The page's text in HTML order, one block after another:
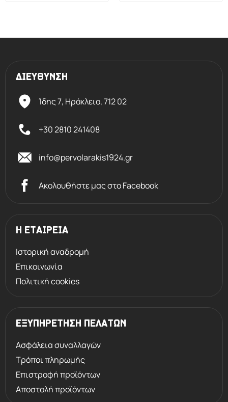
ΔΙΕΥΘΥΝΣΗ
Ίδης 7, Ηράκλειο,712 02
+30 2810 241408
info@pervolarakis1924.gr
Ακολουθήστε μας στο Facebook
Η ΕΤΑΙΡΕΙΑ
Ιστορική αναδρομή
Επικοινωνία
Πολιτική cookies
ΕΞΥΠΗΡΕΤΗΣΗ ΠΕΛΑΤΩΝ
Ασφάλεια συναλλαγών
Τρόποι πληρωμής
Επιστροφή προϊόντων
Αποστολή προϊόντων